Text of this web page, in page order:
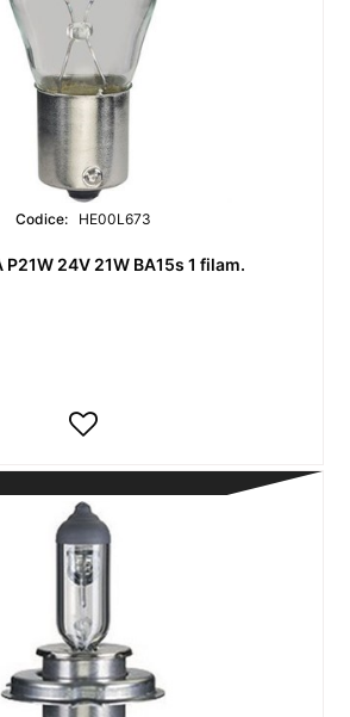
Codice: HE00L673
P21W 24V 21W BA15s 1 filam.